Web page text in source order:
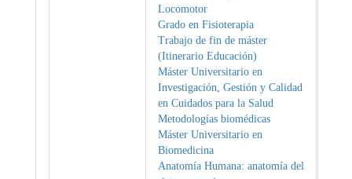
Locomotor
Grado en Fisioterapia
Trabajo de fin de máster
(Itinerario Educación)
Máster Universitario en
Investigación, Gestión y Calidad
en Cuidados para la Salud
Metodologías biomédicas
Máster Universitario en
Biomedicina
Anatomía Humana: anatomía del